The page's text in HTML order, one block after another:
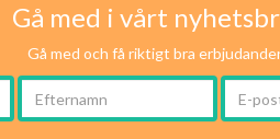
Gå med i vårt
Gå med och få riktigt bra